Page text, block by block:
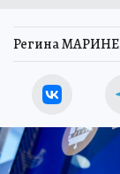
Регина